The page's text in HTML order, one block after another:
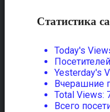
Статистика
Today's
Yesterday's
Вчерашние
Total Views:
Всего